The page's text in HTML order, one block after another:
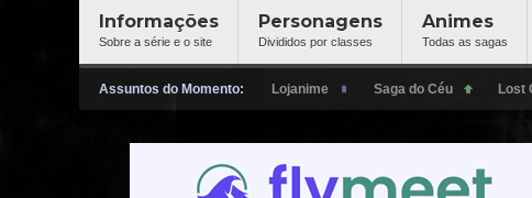
Informações
Sobre a série e o site
Personagens
Divididos por classes
Animes
Todas as sagas
Assuntos do Momento: